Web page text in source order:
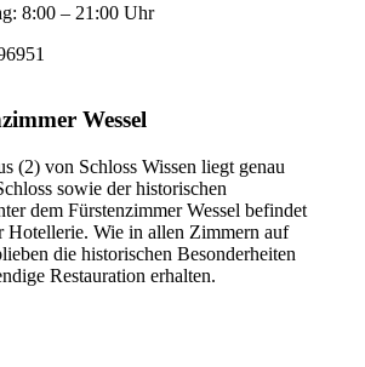
8:00 – 21:00 Uhr
Wessel
(2) von Schloss Wissen liegt genau
sowie der historischen
dem Fürstenzimmer Wessel befindet
Hotellerie. Wie in allen Zimmern auf
die historischen Besonderheiten
Restauration erhalten.